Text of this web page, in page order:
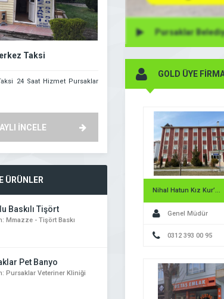
Taksi
24 Saat Hizmet Pursaklar
İNCELE
Pursaklar Saray Şehzade Döner
FİRMAYI DETAYLI İNCELE
ÜRÜNLER
Baskılı Tişört
Mmazze - Tişört Baskı
Pet Banyo
Pursaklar Veteriner Kliniği
2026 17:27 DEVAMINI GÖR Pursaklar
GOLD ÜYE
Nihal Hatun Kız Kur’an Kursu
Genel Müdür
0312 393 00 95